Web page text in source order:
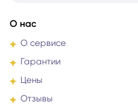
О нас
О сервисе
Гарантии
Цены
Отзывы